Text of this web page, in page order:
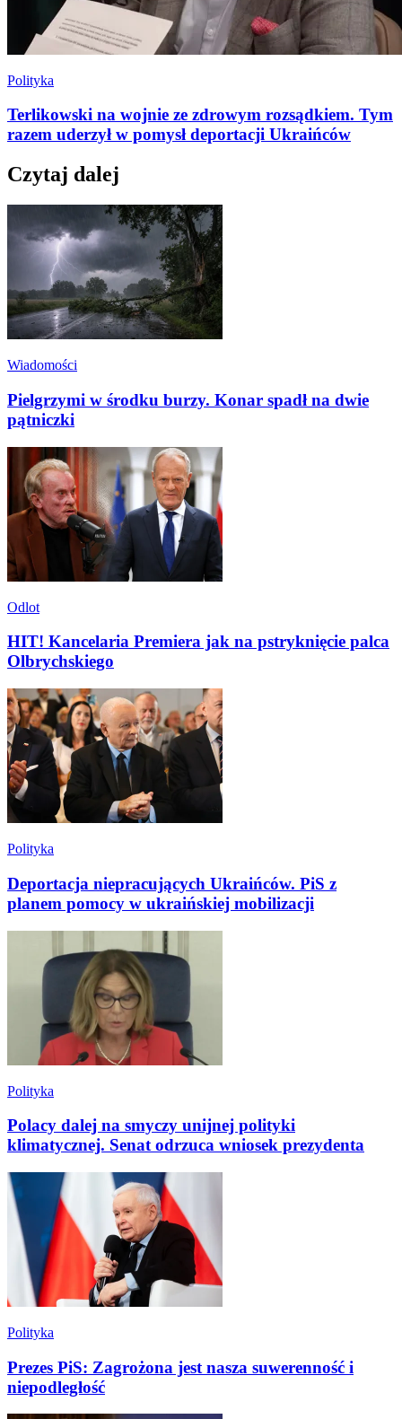
Polityka
Terlikowski na wojnie ze zdrowym rozsądkiem. Tym
razem uderzył w pomysł deportacji Ukraińców
Czytaj dalej
Wiadomości
Pielgrzymi w środku burzy. Konar spadł na dwie
pątniczki
Odlot
HIT! Kancelaria Premiera jak na pstryknięcie palca
Olbrychskiego
Polityka
Deportacja niepracujących Ukraińców. PiS z
planem pomocy w ukraińskiej mobilizacji
Polityka
Polacy dalej na smyczy unijnej polityki
klimatycznej. Senat odrzuca wniosek prezydenta
Polityka
Prezes PiS: Zagrożona jest nasza suwerenność i
niepodległość